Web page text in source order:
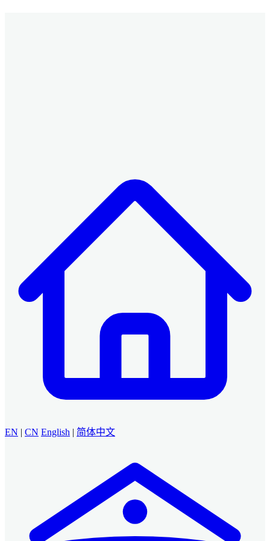
EN | CN English | 简体中文